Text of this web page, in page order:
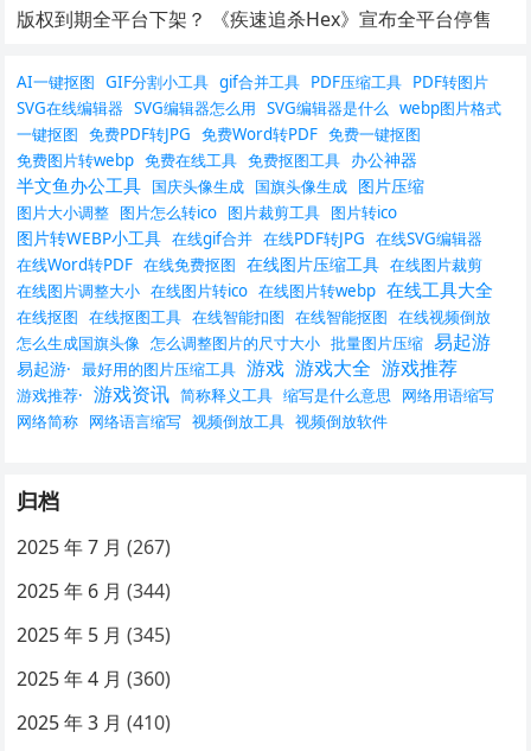
版权到期全平台下架？ 《疾速追杀Hex》宣布全平台停售
AI一键抠图 GIF分割小工具 gif合并工具 PDF压缩工具 PDF转图片
SVG在线编辑器 SVG编辑器怎么用 SVG编辑器是什么 webp图片格式
一键抠图 免费PDF转JPG 免费Word转PDF 免费一键抠图
免费图片转webp 免费在线工具 免费抠图工具 办公神器
半文鱼办公工具 国庆头像生成 国旗头像生成 图片压缩
图片大小调整 图片怎么转ico 图片裁剪工具 图片转ico
图片转WEBP小工具 在线gif合并 在线PDF转JPG 在线SVG编辑器
在线Word转PDF 在线免费抠图 在线图片压缩工具 在线图片裁剪
在线图片调整大小 在线图片转ico 在线图片转webp 在线工具大全
在线抠图 在线抠图工具 在线智能扣图 在线智能抠图 在线视频倒放
怎么生成国旗头像 怎么调整图片的尺寸大小 批量图片压缩 易起游
易起游· 最好用的图片压缩工具 游戏 游戏大全 游戏推荐
游戏推荐· 游戏资讯 简称释义工具 缩写是什么意思
网络用语缩写
网络简称 网络语言缩写 视频倒放工具 视频倒放软件
归档
2025 年 7 月 (267)
2025 年 6 月 (344)
2025 年 5 月 (345)
2025 年 4 月 (360)
2025 年 3 月 (410)